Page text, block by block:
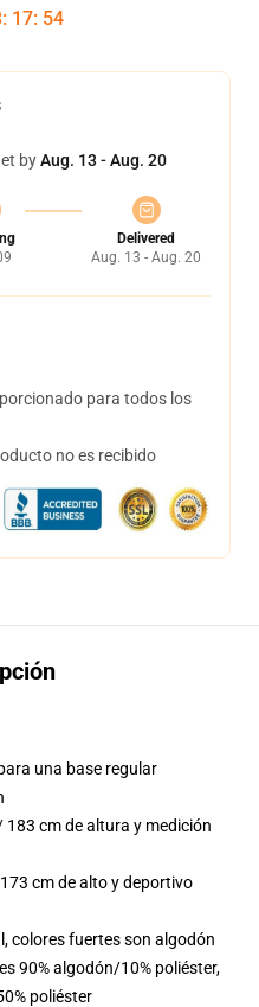
: 17: 54
byAug. 13 - Aug. 20
Delivered
Aug. 13 - Aug. 20
para todos los
no es recibido
una base regular
cm de altura y medición
cm de alto y deportivo
colores fuertes son algodón
90% algodón/10% poliéster,
poliéster